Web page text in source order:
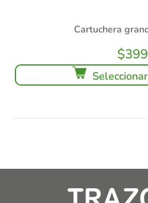
Cartuchera
$399